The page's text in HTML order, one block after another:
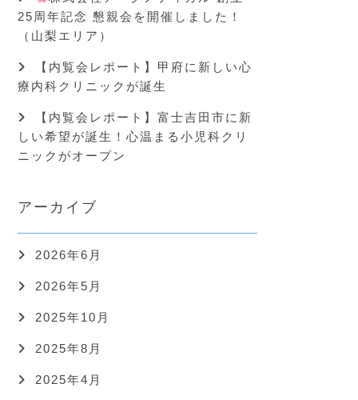
25周年記念 懇親会を開催しました！
（山梨エリア）
【内覧会レポート】甲府に新しい心
療内科クリニックが誕生
【内覧会レポート】富士吉田市に新
しい希望が誕生！心温まる小児科クリ
ニックがオープン
アーカイブ
2026年6月
2026年5月
2025年10月
2025年8月
2025年4月